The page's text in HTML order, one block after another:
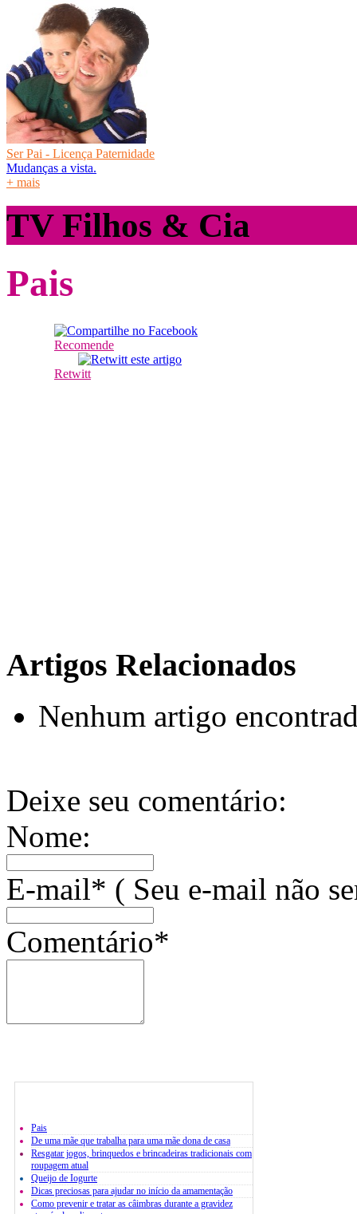
Ser Pai - Licença Paternidade
Mudanças a vista.
+ mais
TV Filhos & Cia
Pais
Recomende
Retwitt
Artigos Relacionados
Nenhum artigo
Deixe seu comentário:
Nome:
E-mail* ( Seu e-mail não
Comentário*
Pais
De uma mãe que trabalha para uma mãe dona de casa
Resgatar jogos, brinquedos e brincadeiras tradicionais com
roupagem atual
Queijo de Iogurte
Dicas preciosas para ajudar no início da amamentação
Como prevenir e tratar as câimbras durante a gravidez